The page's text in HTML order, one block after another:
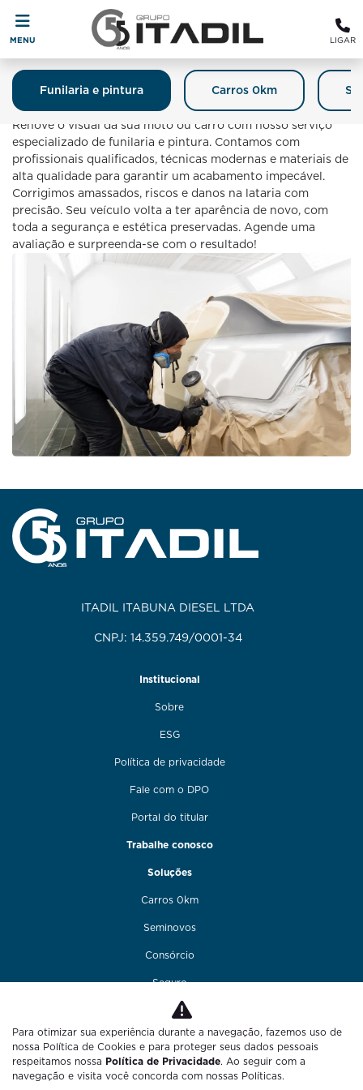
MENU LIGAR
Carros 0km
Funilaria e pintura
Funilaria E Pintura
Renove o visual da sua moto ou carro com nosso serviço
especializado de funilaria e pintura. Contamos com
profissionais qualificados, técnicas modernas e materiais de
alta qualidade para garantir um acabamento impecável.
Corrigimos amassados, riscos e danos na lataria com
precisão. Seu veículo volta a ter aparência de novo, com
toda a segurança e estética preservadas. Agende uma
avaliação e surpreenda-se com o resultado!
ITADIL ITABUNA DIESEL LTDA
CNPJ: 14.359.749/0001-34
Institucional
Sobre
ESG
Política de privacidade
Fale com o DPO
Portal do titular
Trabalhe conosco
Soluções
Carros 0km
Seminovos
Consórcio
Seguro
Financiamento
Funilaria e pintura
Fale conosco
Para otimizar sua experiência durante a navegação, fazemos uso de
nossa Política de Cookies e para proteger seus dados pessoais
respeitamos nossa Política de Privacidade. Ao seguir com a
navegação e visita você concorda com nossas Políticas.